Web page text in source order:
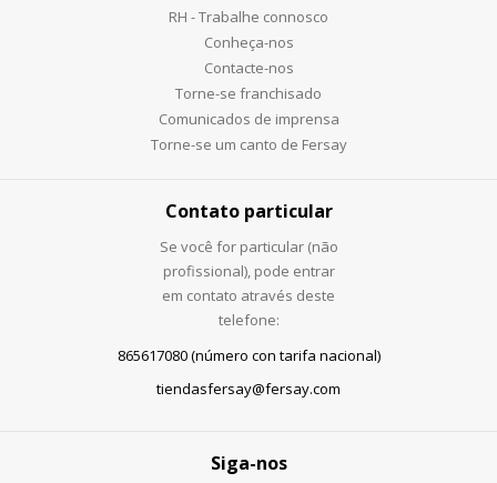
RH - Trabalhe connosco
Conheça-nos
Contacte-nos
Torne-se franchisado
Comunicados de imprensa
Torne-se um canto de Fersay
Contato particular
Se você for particular (não
profissional), pode entrar
em contato através deste
telefone:
865617080 (número con tarifa nacional)
tiendasfersay@fersay.com
Siga-nos